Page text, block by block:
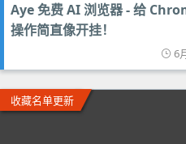
Aye 免费 AI 浏览器 - 给
操作简直像开挂！
6
收藏名单更新